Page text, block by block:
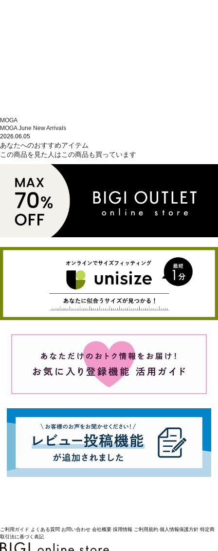
MOGA
MOGA June New Arrivals
2026.06.05
あなたへのおすすめアイテム
この商品を見た人はこの商品も買っています
ご利用ガイド よくある質問 お問い合わせ 会社概要 採用情報 ご利用規約 個人情報保護方針 特定商
取引法に基づく表記